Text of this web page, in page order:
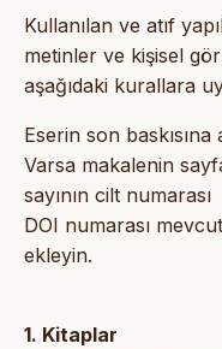
Kullanılan ve atıf
metinler ve kişisel
aşağıdaki kurallara
Eserin son baskısına
Varsa makalenin
sayının cilt numarası
DOI numarası
ekleyin.
1. Kitaplar